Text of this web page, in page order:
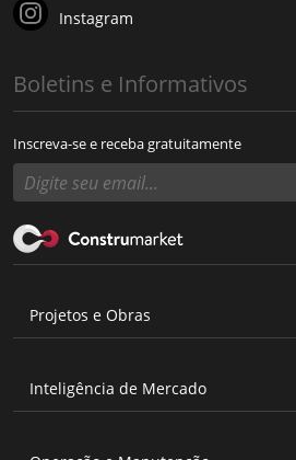
Instagram
Boletins e Informativos
Inscreva-se e receba gratuitamente
Projetos e Obras
Inteligência de Mercado